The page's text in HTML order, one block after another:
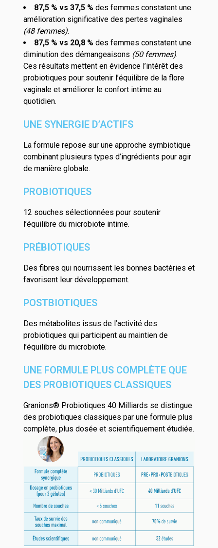
87,5 % vs 37,5 % des femmes constatent une
amélioration significative des pertes vaginales
(48 femmes).
87,5 % vs 20,8 % des femmes constatent une
diminution des démangeaisons (50 femmes).
Ces résultats mettent en évidence l’intérêt des
probiotiques pour soutenir l’équilibre de la flore
vaginale et améliorer le confort intime au
quotidien.
UNE SYNERGIE D’ACTIFS
La formule repose sur une approche symbiotique
combinant plusieurs types d’ingrédients pour agir
de manière globale.
PROBIOTIQUES
12 souches sélectionnées pour soutenir
l’équilibre du microbiote intime.
PRÉBIOTIQUES
Des fibres qui nourrissent les bonnes bactéries et
favorisent leur développement.
POSTBIOTIQUES
Des métabolites issus de l’activité des
probiotiques qui participent au maintien de
l’équilibre du microbiote.
UNE FORMULE PLUS COMPLÈTE QUE
DES PROBIOTIQUES CLASSIQUES
Granions® Probiotiques 40 Milliards se distingue
des probiotiques classiques par une formule plus
complète, plus dosée et scientifiquement étudiée.